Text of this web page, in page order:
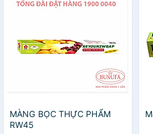
MÀNG BỌC THỰC PHẨM
RW45